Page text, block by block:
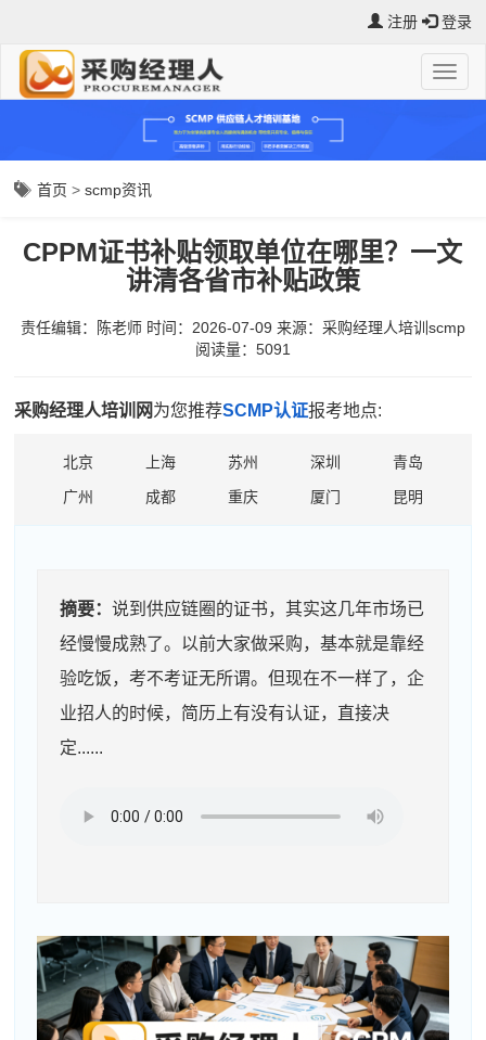
注册 登录
首页 >scmp资讯
CPPM证书补贴领取单位在哪里？一文
讲清各省市补贴政策
责任编辑：陈老师 时间：2026-07-09 来源： 采购经理人培训scmp
阅读量：5091
采购经理人培训网为您推荐SCMP认证报考地点:
北京 上海 苏州 深圳
青岛
广州
成都 重庆 厦门 昆明
摘要：说到供应链圈的证书，其实这几年市场已
经慢慢成熟了。以前大家做采购，基本就是靠经
验吃饭，考不考证无所谓。但现在不一样了，企
业招人的时候，简历上有没有认证，直接决
定......